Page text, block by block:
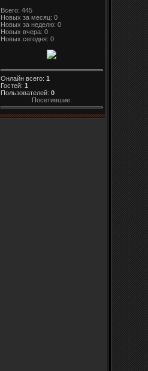
Всего: 445
Новых за месяц: 0
Новых за неделю: 0
Новых вчера: 0
Новых сегодня: 0
Онлайн всего: 1
Гостей: 1
Пользователей: 0
Посетившие: